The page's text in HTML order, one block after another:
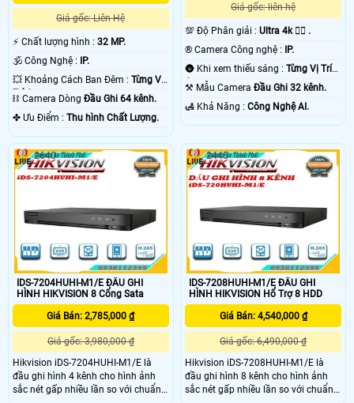
Giá gốc: Liên Hệ
️⚡ Chất lượng hình : 32 MP.
🕉️ Công Nghệ : IP.
💥 Khoảng Cách Ban Đêm : Từng Vị
Trí Camera .
⛓ Camera Dòng Đầu Ghi 64 kênh.
️✤ Ưu Điểm : Thu hình Chất Lượng.
Giá gốc: liên hệ
💯 Độ Phân giải :Ultra 4k 👍🏾 .
®️ Camera Công nghệ : IP.
🌚 Khi xem thiếu sáng :Từng Vị Trí
Camera .
⚒ Mẫu CameraĐầu Ghi 32 kênh.
️🛃 Khả Năng :Công Nghệ AI.
IDS-7204HUHI-M1/E ĐẦU GHI
HÌNH HIKVISION 8 Cổng Sata
Giá Bán: 2,785,000 ₫
Giá gốc: 3,980,000 ₫
Hikvision iDS-7204HUHI-M1/E là
đầu ghi hình 4 kênh cho hình ảnh
sắc nét gấp nhiều lần so với chuẩn
2640
IDS-7208HUHI-M1/E ĐẦU GHI
HÌNH HIKVISION Hổ Trợ 8 HDD
Giá Bán: 4,540,000 ₫
Giá gốc: 6,490,000 ₫
Hikvision iDS-7208HUHI-M1/E là
đầu ghi hình 8 kênh cho hình ảnh
sắc nét gấp nhiều lần so với chuẩn
2445